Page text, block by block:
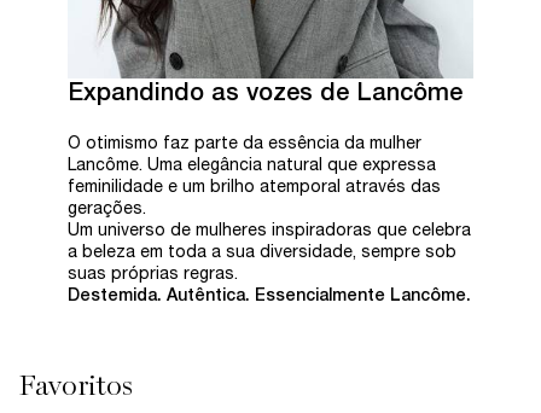
Expandindo as vozes de Lancôme
O otimismo faz parte da essência da mulher
Lancôme. Uma elegância natural que expressa
feminilidade e um brilho atemporal através das
gerações.
Um universo de mulheres inspiradoras que celebra
a beleza em toda a sua diversidade, sempre sob
suas próprias regras.
Destemida. Autêntica. Essencialmente Lancôme.
Favoritos